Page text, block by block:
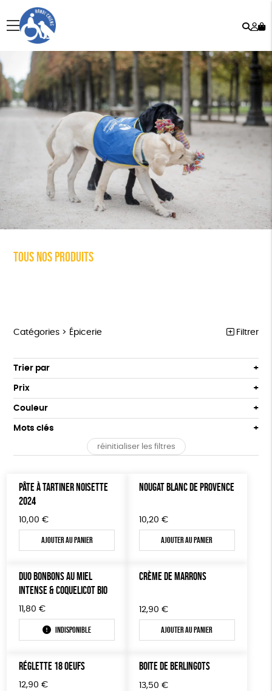
menu
Tous nos produits
Catégories > Épicerie Filtrer
HANDI’CHIENS
PAPETERIE
ÉPICERIE
MAISON
DONS
Trier par
Par défaut
Popularité
Prix : du - cher au + cher
Prix : du + cher au - cher
Prix
Tous
0 € - 50 €
Plus de 200€
Couleur
Blanc Pur
Mots clés
Fabriqué en Europe Fabriqué en France
FSC
Fabriqué en Espagne Textile Bio
réinitialiser les filtres
PÂTE À TARTINER NOISETTE
2024
10,00 €
Ajouter au panier
NOUGAT BLANC DE PROVENCE
10,20 €
Ajouter au panier
DUO BONBONS AU MIEL
INTENSE & COQUELICOT BIO
11,80 €
Indisponible
CRÈME DE MARRONS
12,90 €
Ajouter au panier
RÉGLETTE 18 OEUFS
12,90 €
BOITE DE BERLINGOTS
13,50 €